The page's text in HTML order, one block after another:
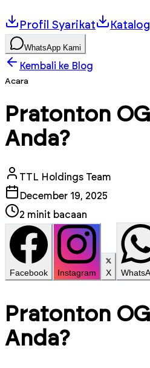
Profil Syarikat
WhatsApp Kami
Kembali ke Blog
Acara
Pratonton
Anda?
TTL Holdings Team
December 19, 2025
2 minit bacaan
Facebook Instagram X
Pratonton
Anda?